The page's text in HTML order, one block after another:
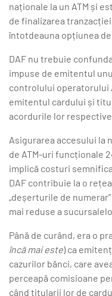
naționale la un ATM și
de finalizarea
întotdeauna opțiunea de
DAF nu trebuie
impuse de emitentul
controlului operatorului
emitentul cardului și
acordurile lor respective.
Asigurarea accesului la
de ATM-uri funcționale
implică costuri
DAF contribuie la o
„deșerturile de
mai reduse a
Până de curând, era o
încă mai este) ca
cazurilor bănci, care
perceapă comisioane
când titularii lor de